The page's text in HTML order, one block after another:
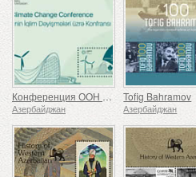
Конференция ООН по изменению климата
Азербайджан
Tofig Bahramov
Азербайджан